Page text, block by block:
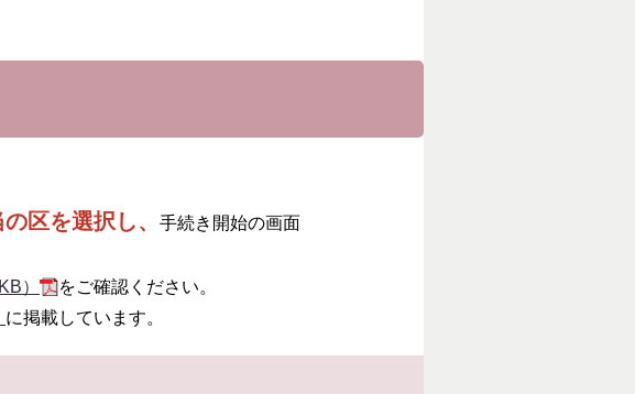
区を選択し、
手続き開始の画面
）
をご確認ください。
に掲載しています。